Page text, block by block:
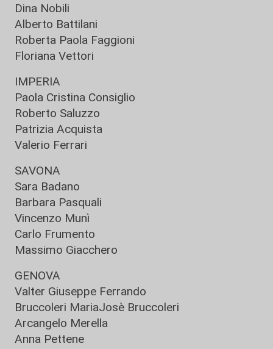
Dina Nobili
Alberto Battilani
Roberta Paola Faggioni
Floriana Vettori
IMPERIA
Paola Cristina Consiglio
Roberto Saluzzo
Patrizia Acquista
Valerio Ferrari
SAVONA
Sara Badano
Barbara Pasquali
Vincenzo Munì
Carlo Frumento
Massimo Giacchero
GENOVA
Valter Giuseppe Ferrando
Bruccoleri MariaJosè Bruccoleri
Arcangelo Merella
Anna Pettene